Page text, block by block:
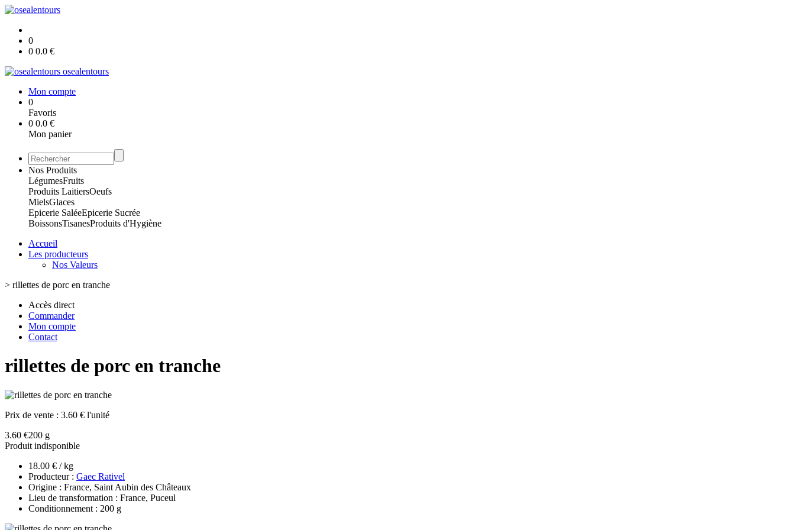
0
0 0.0 €
osealentours
Mon compte
0
Favoris
0 0.0 €
Mon panier
Nos Produits
LégumesFruits
Produits LaitiersOeufs
MielsGlaces
Epicerie SaléeEpicerie Sucrée
BoissonsTisanesProduits d'Hygiène
Accueil
Les producteurs
Nos Valeurs
> rillettes de porc en tranche
Accès direct
Commander
Mon compte
Contact
rillettes de porc en tranche
Prix de vente : 3.60 € l'unité
3.60 €200 g
Produit indisponible
18.00 € / kg
Producteur : Gaec Rativel
Origine : France, Saint Aubin des Châteaux
Lieu de transformation : France, Puceul
Conditionnement : 200 g